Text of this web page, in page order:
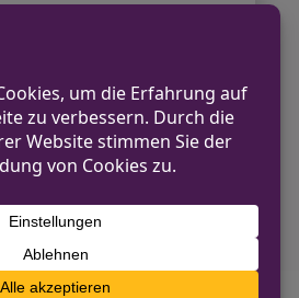
Einbrüchen in Rheine – 30-
NÄCHSTER BEITRAG
– Polizei sucht
nach vier Männern